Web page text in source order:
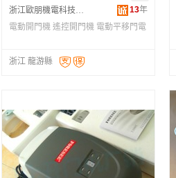
浙江歐朋機電科技有限公司
13年
電動開門機 遙控開門機 電動平移門電
浙江 龍游縣